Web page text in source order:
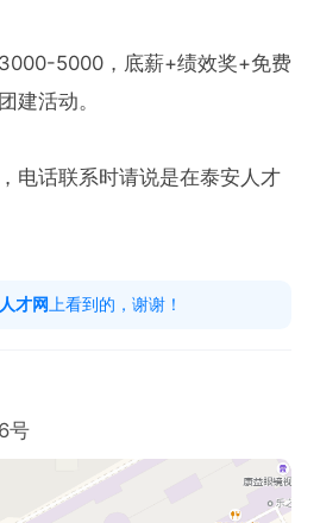
5000，底薪+绩效奖+免费
建活动。
电话联系时请说是在泰安人才
才网 上看到的，谢谢！
号